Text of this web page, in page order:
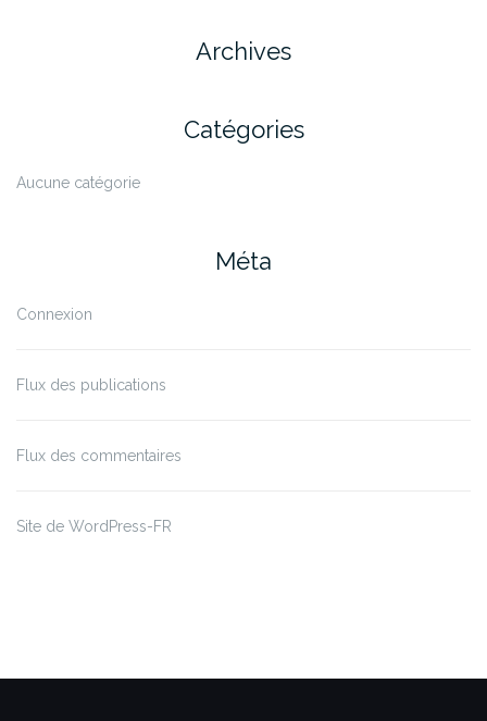
Archives
Catégories
Aucune catégorie
Méta
Connexion
Flux des publications
Flux des commentaires
Site de WordPress-FR